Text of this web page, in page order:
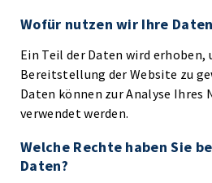
Wofür nutzen wir Ihre
Ein Teil der Daten wird
Bereitstellung der Website zu
Daten können zur Analyse Ihres
verwendet werden.
Welche Rechte haben Sie
Daten?